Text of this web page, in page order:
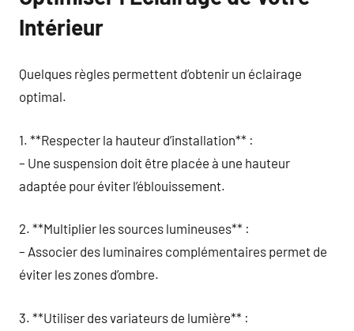
Intérieur
Quelques règles permettent d’obtenir un éclairage
optimal.
1. **Respecter la hauteur d’installation** :
– Une suspension doit être placée à une hauteur
adaptée pour éviter l’éblouissement.
2. **Multiplier les sources lumineuses** :
– Associer des luminaires complémentaires permet de
éviter les zones d’ombre.
3. **Utiliser des variateurs de lumière** :